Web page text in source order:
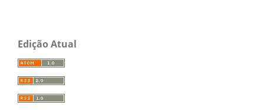
Edição Atual